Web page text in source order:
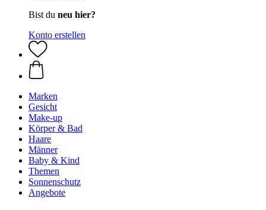
Bist du neu hier?
Konto erstellen
Marken
Gesicht
Make-up
Körper & Bad
Haare
Männer
Baby & Kind
Themen
Sonnenschutz
Angebote